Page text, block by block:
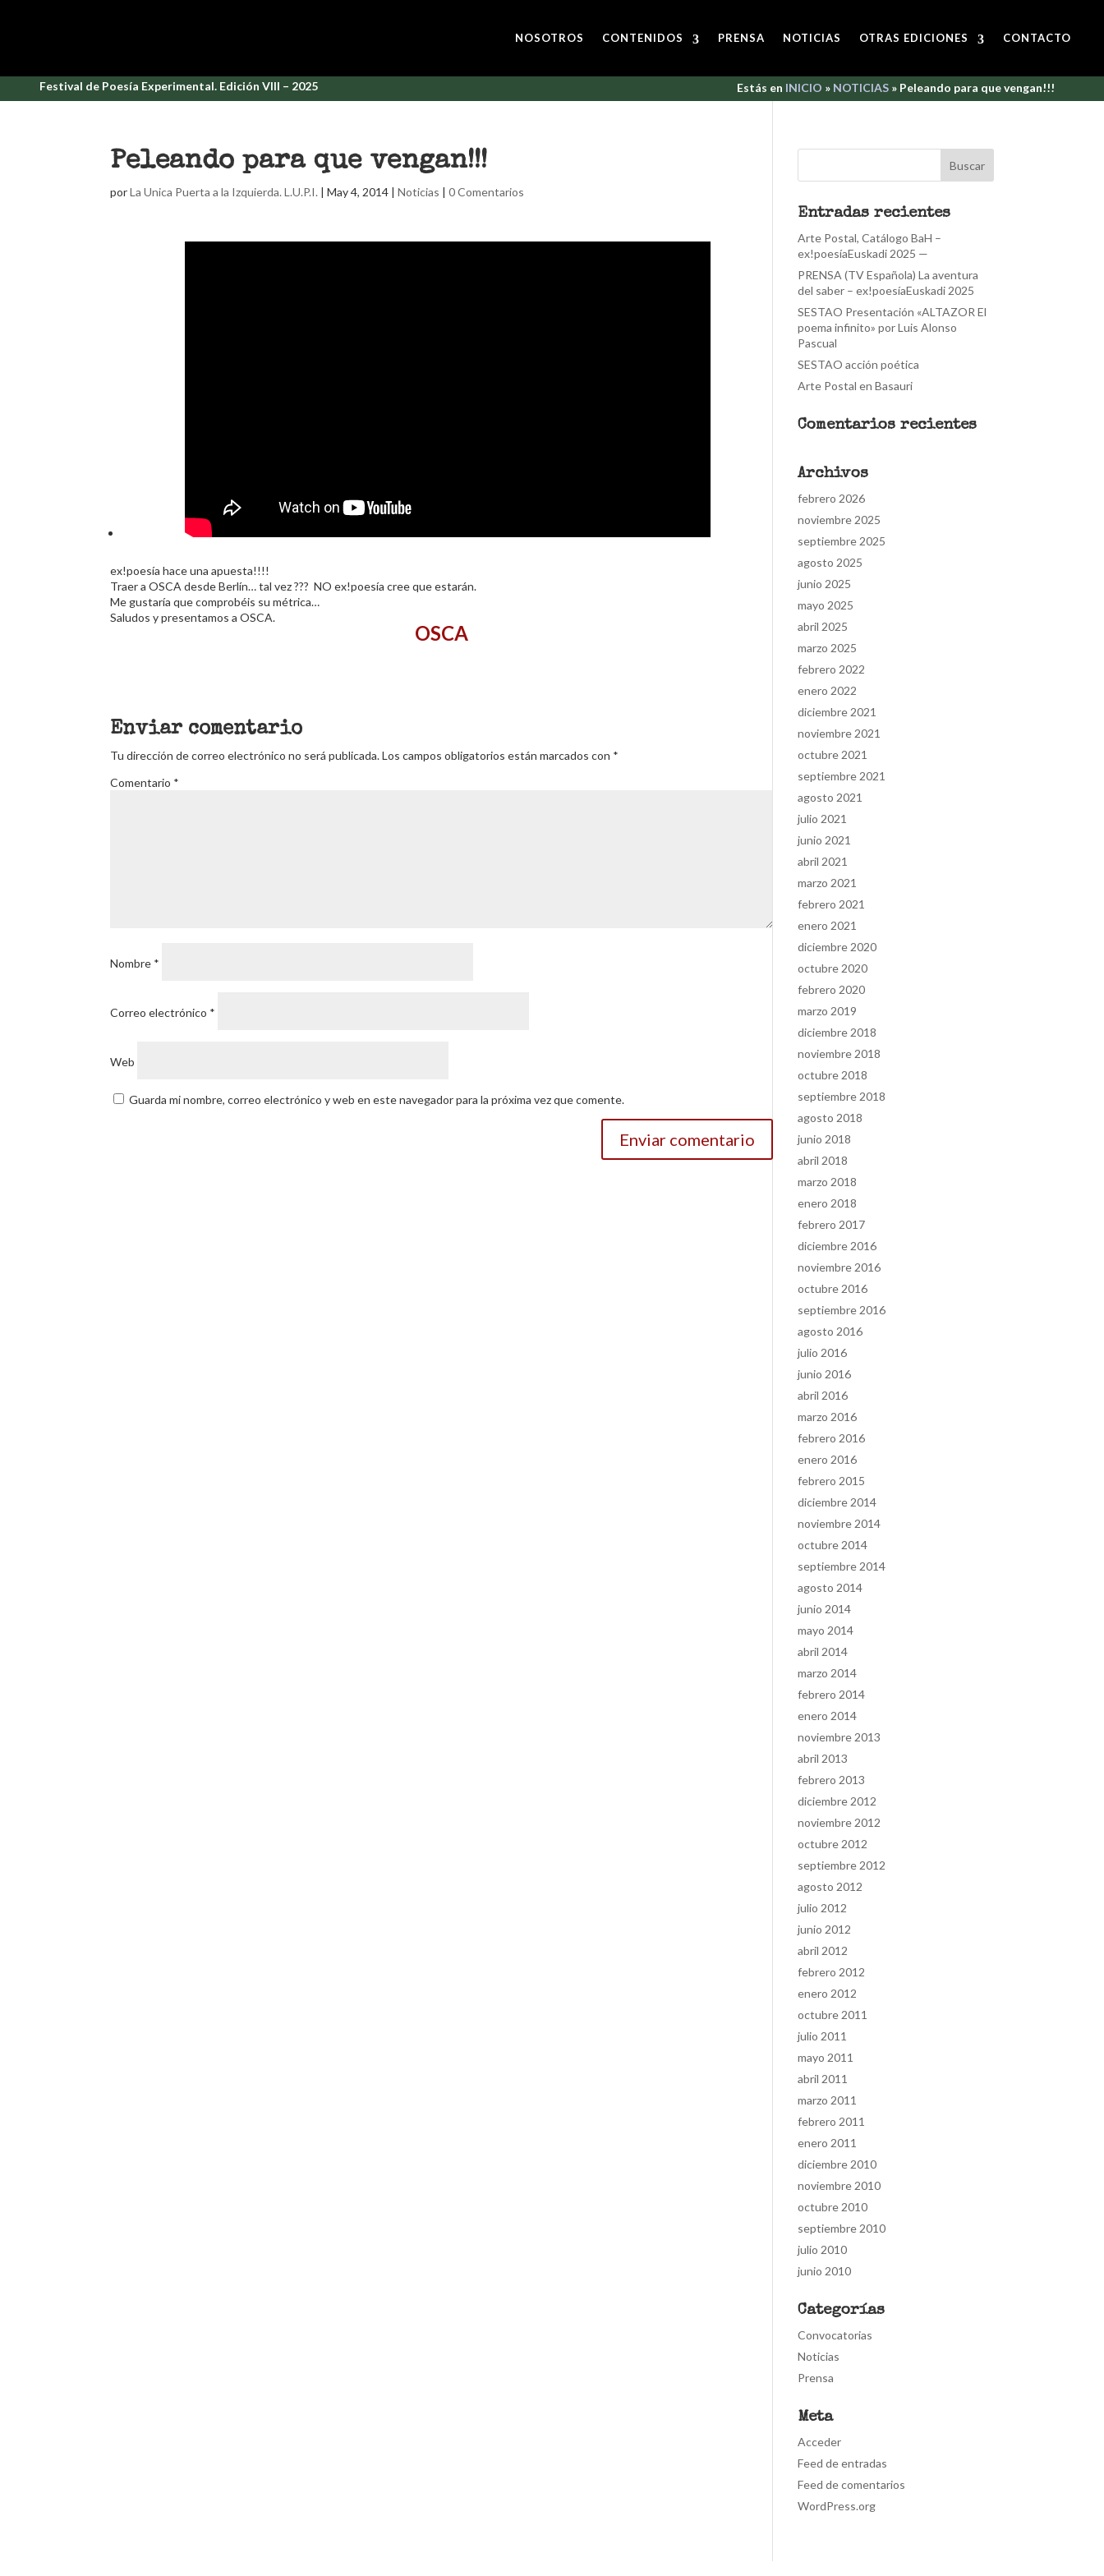
NOSOTROS CONTENIDOS PRENSA NOTICIAS OTRAS EDICIONES CONTACTO
Festival de Poesía Experimental. Edición VIII – 2025 Estás en INICIO » NOTICIAS » Peleando para que vengan!!!
Peleando para que vengan!!!
porLa Unica Puerta a la Izquierda. L.U.P.I. |May 4, 2014 |Noticias |0 Comentarios
ex!poesía hace una apuesta!!!!
Traer a OSCA desde Berlín… tal vez ??? NO ex!poesía cree que estarán.
Me gustaría que comprobéis su métrica…
Saludos y presentamos a OSCA.
OSCA
Enviar comentario
Tu dirección de correo electrónico no será publicada. Los campos obligatorios están marcados con *
Comentario *
Nombre *
Correo electrónico *
Web
Guarda mi nombre, correo electrónico y web en este navegador para la próxima vez que comente.
Entradas recientes
Arte Postal, Catálogo BaH –
ex!poesíaEuskadi 2025 —
PRENSA (TV Española) La aventura
del saber – ex!poesíaEuskadi 2025
SESTAO Presentación «ALTAZOR El
poema infinito» por Luis Alonso
Pascual
SESTAO acción poética
Arte Postal en Basauri
Comentarios recientes
Archivos
febrero 2026
noviembre 2025
septiembre 2025
agosto 2025
junio 2025
mayo 2025
abril 2025
marzo 2025
febrero 2022
enero 2022
diciembre 2021
noviembre 2021
octubre 2021
septiembre 2021
agosto 2021
julio 2021
junio 2021
abril 2021
marzo 2021
febrero 2021
enero 2021
diciembre 2020
octubre 2020
febrero 2020
marzo 2019
diciembre 2018
noviembre 2018
octubre 2018
septiembre 2018
agosto 2018
junio 2018
abril 2018
marzo 2018
enero 2018
febrero 2017
diciembre 2016
noviembre 2016
octubre 2016
septiembre 2016
agosto 2016
julio 2016
junio 2016
abril 2016
marzo 2016
febrero 2016
enero 2016
febrero 2015
diciembre 2014
noviembre 2014
octubre 2014
septiembre 2014
agosto 2014
junio 2014
mayo 2014
abril 2014
marzo 2014
febrero 2014
enero 2014
noviembre 2013
abril 2013
febrero 2013
diciembre 2012
noviembre 2012
octubre 2012
septiembre 2012
agosto 2012
julio 2012
junio 2012
abril 2012
febrero 2012
enero 2012
octubre 2011
julio 2011
mayo 2011
abril 2011
marzo 2011
febrero 2011
enero 2011
diciembre 2010
noviembre 2010
octubre 2010
septiembre 2010
julio 2010
junio 2010
Categorías
Convocatorias
Noticias
Prensa
Meta
Acceder
Feed de entradas
Feed de comentarios
WordPress.org